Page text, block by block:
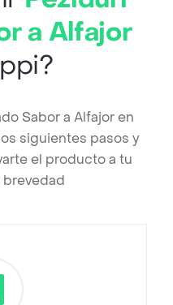
a Alfajor
Sabor a Alfajor en
siguientes pasos y
el producto a tu
brevedad